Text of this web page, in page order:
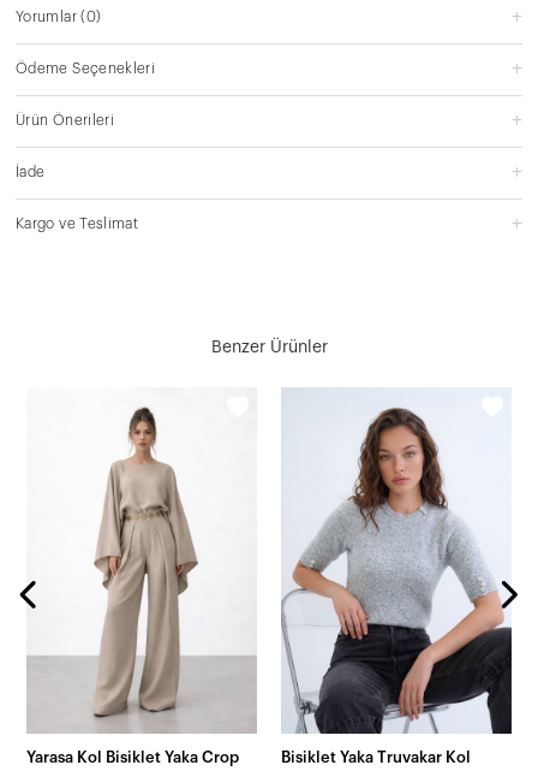
Yorumlar(0)
Ödeme Seçenekleri
Ürün Önerileri
İade
Kargo ve Teslimat
Benzer Ürünler
Yarasa Kol Bisiklet Yaka Crop
Bisiklet Yaka Truvakar Kol